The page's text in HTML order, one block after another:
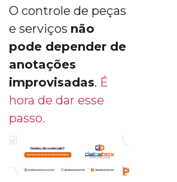
O controle de peças
e serviços não
pode depender de
anotações
improvisadas. É
hora de dar esse
passo.